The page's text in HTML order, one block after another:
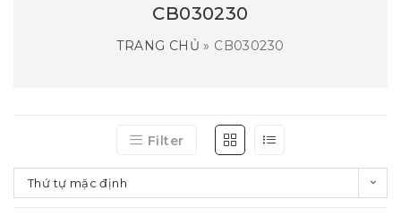
CB030230
TRANG CHỦ » CB030230
Filter
Thứ tự mặc định